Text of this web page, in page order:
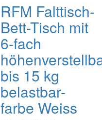
RFM Falttisch-
Bett-Tisch mit
6-fach
bis 15 kg
belastbar-
farbe Weiss